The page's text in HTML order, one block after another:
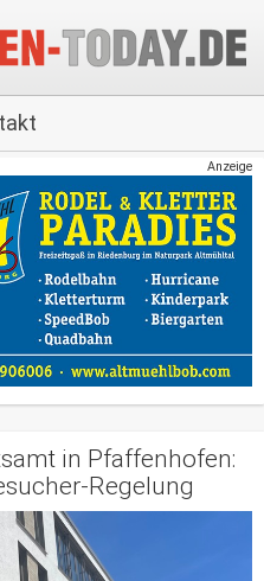
Anzeige
in Pfaffenhofen:
Regelung